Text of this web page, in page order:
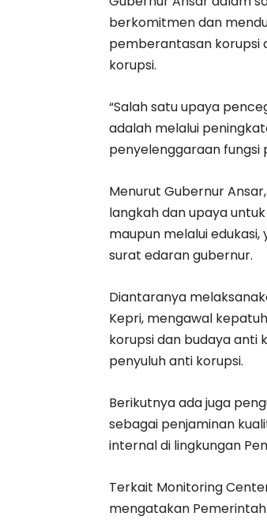
berkomitmen dan
pemberantasan korupsi
korupsi.
“Salah satu upaya
adalah melalui
penyelenggaraan fungsi
Menurut Gubernur
langkah dan upaya
maupun melalui
surat edaran gubernur.
Diantaranya
Kepri, mengawal
korupsi dan budaya anti
penyuluh anti korupsi.
Berikutnya ada juga
sebagai penjaminan
internal di lingkungan
Terkait Monitoring
mengatakan